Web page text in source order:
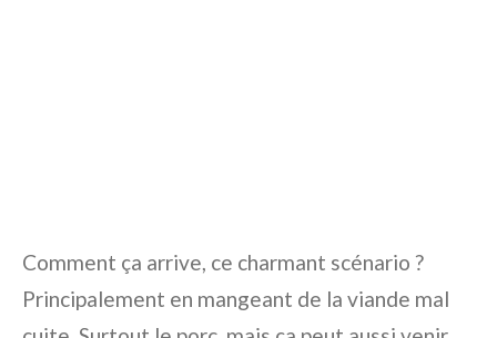
Comment ça arrive, ce charmant scénario ?
Principalement en mangeant de la viande mal